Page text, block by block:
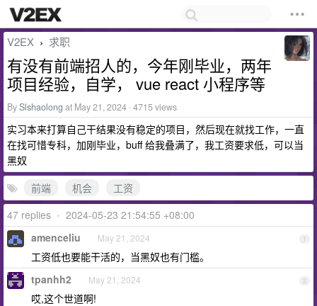
V2EX › 求职
有没有前端招人的，今年刚毕业，两年
项目经验，自学， vue react 小程序等
BySlshaolong at May 21, 2024 · 4715 views
实习本来打算自己干结果没有稳定的项目，然后现在就找工作，一直
在找可惜专科，加刚毕业，buff 给我叠满了，我工资要求低，可以当
黑奴
前端
机会
工资
47 replies • 2024-05-23 21:54:55 +08:00
1
amenceliu May 21, 2024
工资低也要能干活的，当黑奴也有门槛。
2
tpanhh2 May 21, 2024
哎,这个世道啊!